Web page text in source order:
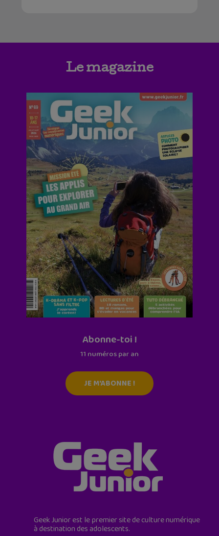
Le magazine
Abonne-toi !
11 numéros par an
JE M'ABONNE !
Geek Junior est le premier site de culture numérique
à destination des adolescents.